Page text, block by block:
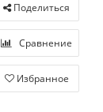
Поделиться
Сравнение
Избранное